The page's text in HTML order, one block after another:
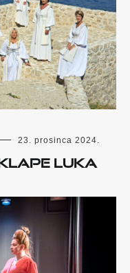
23. prosinca 2024.
Luka